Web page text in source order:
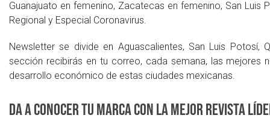
Guanajuato en femenino, Zacatecas en femenino, San Luis
Regional y Especial Coronavirus.
Newsletter se divide en Aguascalientes, San Luis
sección recibirás en tu correo, cada semana, las mejores
desarrollo económico de estas ciudades mexicanas.
Da a conocer tu marca con la mejor Revista